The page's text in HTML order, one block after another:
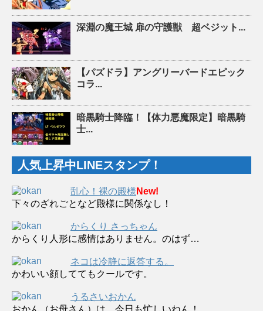
深淵の魔王城 扉の守護獣 超ベジット...
【パズドラ】アングリーバードエピック
コラ...
暗黒騎士降臨！【体力悪魔限定】暗黒騎
士...
人気上昇中LINEスタンプ！
乱心！裸の殿様 New!
下々のざれごとなど殿様に関係なし！
からくり さっちゃん
からくり人形に感情はありません。のはず…
ネコは冷静に返答する。
かわいい顔しててもクールです。
うるさいおかん